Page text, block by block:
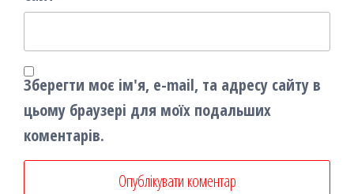
Зберегти моє ім'я, e-mail, та адресу сайту в
цьому браузері для моїх подальших
коментарів.